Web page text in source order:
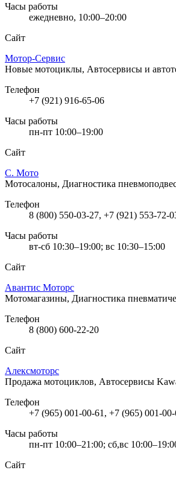
Часы работы
ежедневно, 10:00–20:00
Сайт
Мотор-Сервис
Новые мотоциклы, Автосервисы и
Телефон
+7 (921) 916-65-06
Часы работы
пн-пт 10:00–19:00
Сайт
С. Мото
Мотосалоны, Диагностика
Телефон
8 (800) 550-03-27, +7 (921) 553-72-
Часы работы
вт-сб 10:30–19:00; вс 10:30–15:00
Сайт
Авантис Моторс
Мотомагазины, Диагностика
Телефон
8 (800) 600-22-20
Сайт
Алексмоторс
Продажа мотоциклов, Автосервисы
Телефон
+7 (965) 001-00-61, +7 (965) 001-
Часы работы
пн-пт 10:00–21:00; сб,вс
Сайт